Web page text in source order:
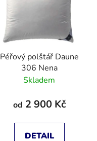
Péřový polštář Daune
306 Nena
Skladem
od 2 900 Kč
DETAIL